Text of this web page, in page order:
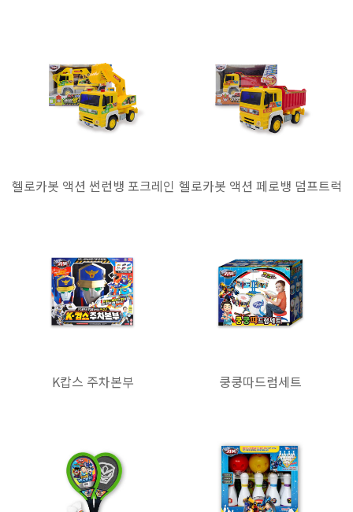
헬로카봇 액션 썬런뱅 포크레인 헬로카봇 액션 페로뱅 덤프트럭
K캅스 주차본부 쿵쿵따드럼세트